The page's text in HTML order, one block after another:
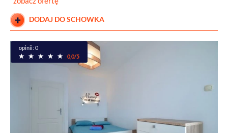
DODAJ DO SCHOWKA
opinii: 0
0,0/5